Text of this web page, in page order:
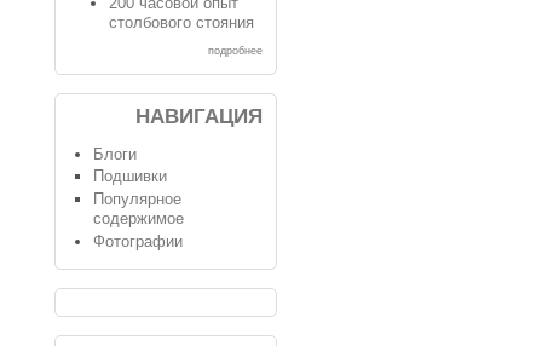
столбового стояния
подробнее
НАВИГАЦИЯ
Блоги
Подшивки
Популярное
содержимое
Фотографии